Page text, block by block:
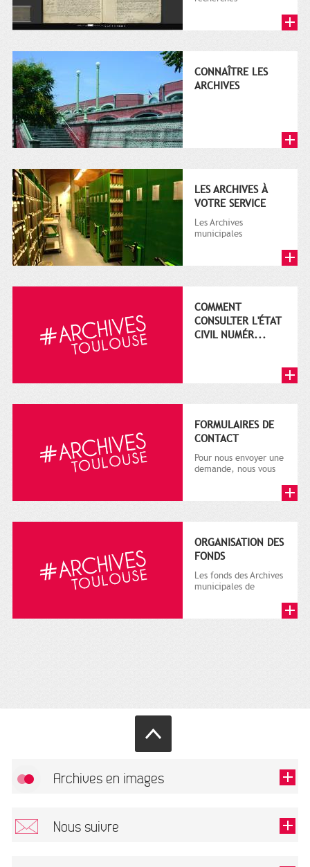
CONNAÎTRE LES
ARCHIVES
LES ARCHIVES À
VOTRE SERVICE
Les Archives
municipales
nombre de documents
COMMENT
CONSULTER L'ÉTAT
CIVIL NUMÉR...
FORMULAIRES DE
CONTACT
Pour nous envoyer une
demande, nous vous
ORGANISATION DES
FONDS
Les fonds des Archives
municipales de
et des a...
Archives en images
Nous suivre